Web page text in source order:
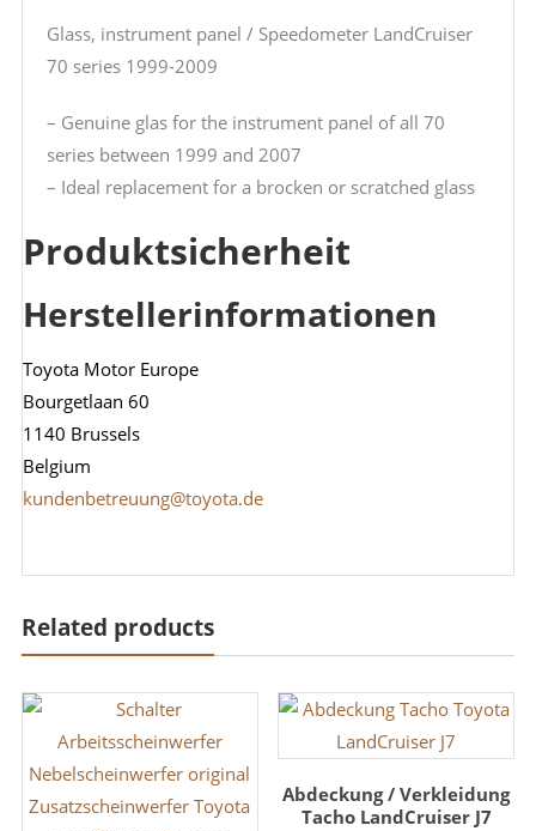
Glass, instrument panel / Speedometer LandCruiser
70 series 1999-2009
– Genuine glas for the instrument panel of all 70
series between 1999 and 2007
– Ideal replacement for a brocken or scratched glass
Produktsicherheit
Herstellerinformationen
Toyota Motor Europe
Bourgetlaan 60
1140 Brussels
Belgium
kundenbetreuung@toyota.de
Related products
Abdeckung / Verkleidung
Tacho LandCruiser J7